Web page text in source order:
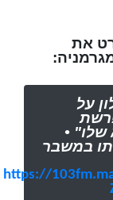
את
על
•
במשבר
https://